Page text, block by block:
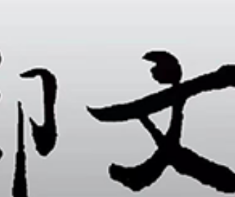
方力钧：生命的流转
2026-04-09 14:33:10点击:
来源：美术家官方网站 作者：邯郸文化网